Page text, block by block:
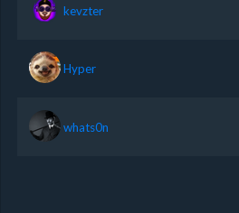
kevzter
Hyper
whats0n